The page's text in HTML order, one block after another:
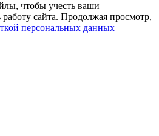
чтобы учесть ваши
сайта. Продолжая просмотр,
персональных данных